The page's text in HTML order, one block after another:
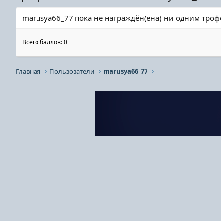
marusya66_77 пока не награждён(ена) ни одним
Всего баллов: 0
Главная Пользователи marusya66_77